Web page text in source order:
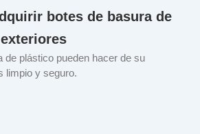
botes de basura de
de plástico pueden hacer de su
limpio y seguro.